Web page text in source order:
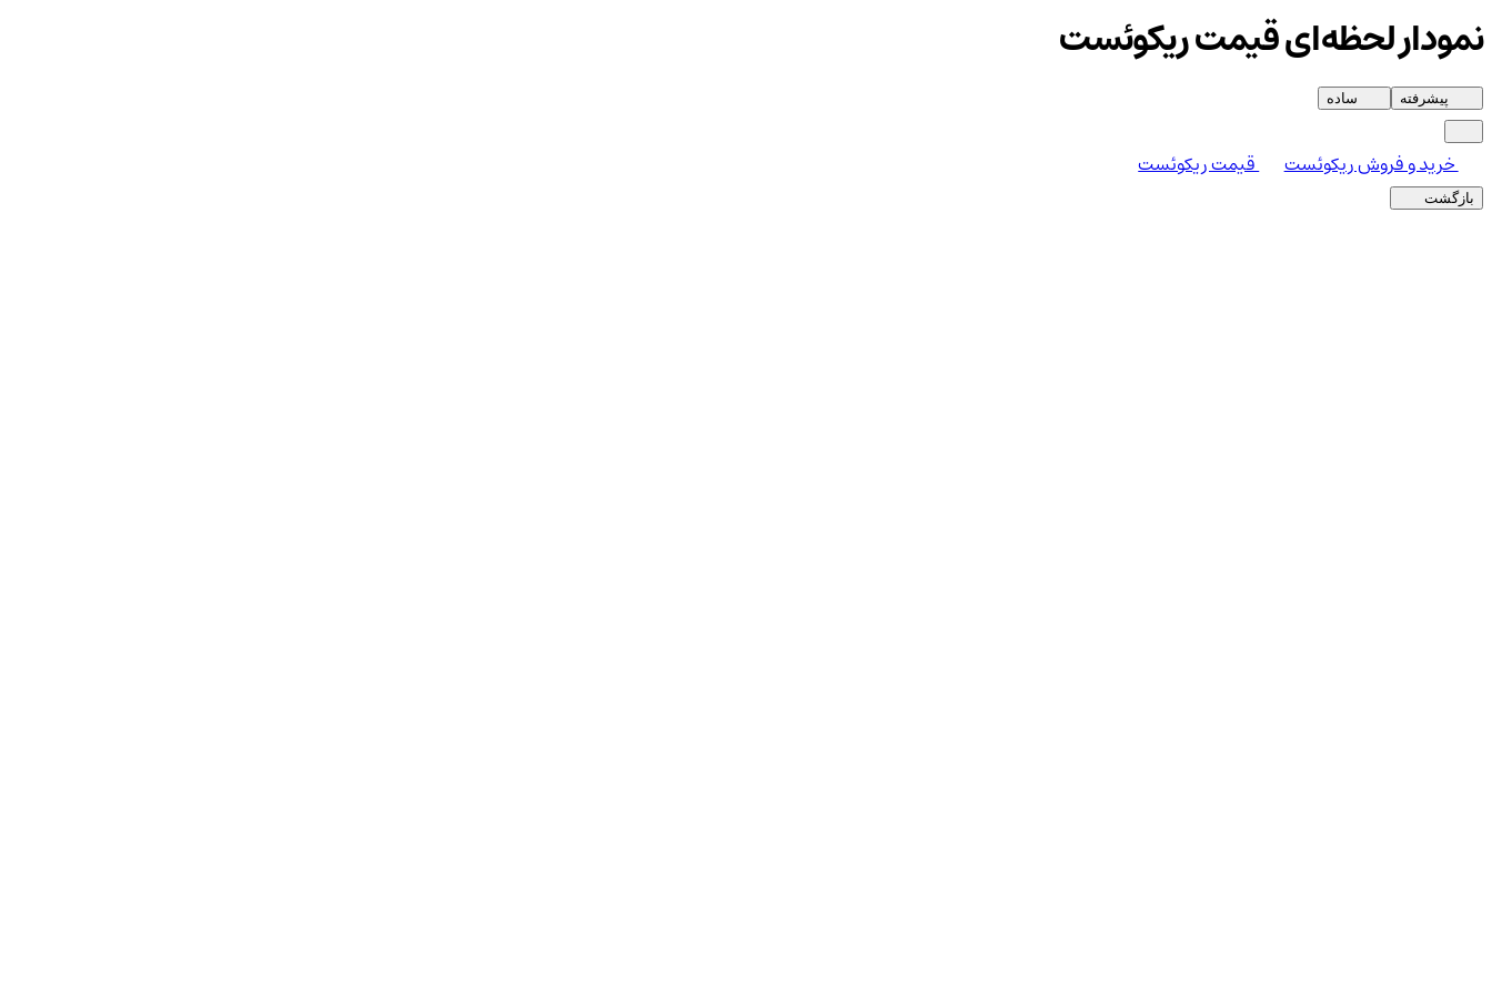
نمودار لحظه‌ای قیمت ریکوئست
پیشرفته ساده
خرید و فروش ریکوئست قیمت ریکوئست
بازگشت